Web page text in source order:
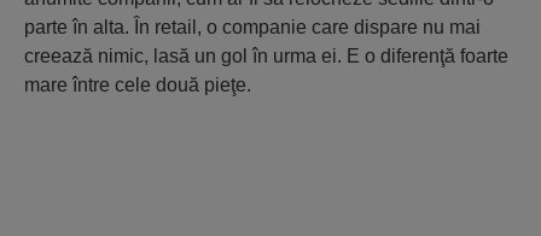
parte în alta. În retail, o companie care dispare nu mai
creează nimic, lasă un gol în urma ei. E o diferenţă foarte
mare între cele două pieţe.